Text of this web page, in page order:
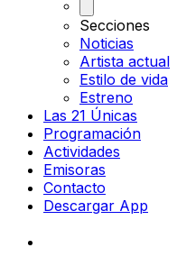
Secciones
Noticias
Artista actual
Estilo de vida
Estreno
Las 21 Únicas
Programación
Actividades
Emisoras
Contacto
Descargar App